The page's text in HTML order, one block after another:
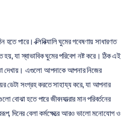
হতে পারে। ক্লিনিক্যালি ঘুমের গবেষণায় সাধারণত
হয়, যা স্বাভাবিক ঘুমের পরিবেশ নষ্ট করে। ঠিক এই
দেখায়। এগুলো আপনাকে আপনার নিজের
ডেটা সংগ্রহ করতে সাহায্য করে, যা আপনার
বোঝা হতে পারে জীবনযাত্রার মান পরিবর্তনের
দিনের বেলা কর্মক্ষেত্রে আরও ভালো মনোযোগ ও